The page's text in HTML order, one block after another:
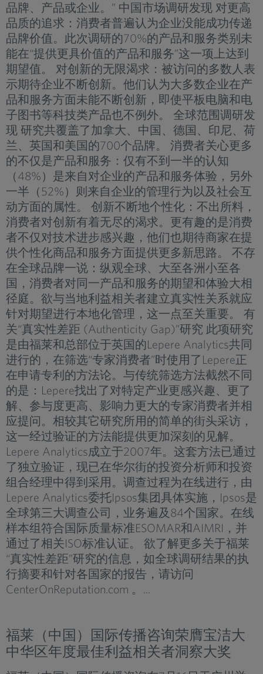
品牌、产品或企业。” 中国市场调研发现 对更高
品质的追求：消费者普遍认为企业没能成功传递
品牌价值。此次调研的70%的产品和服务类别未
能在“提供更具价值的产品和服务”这一项上达到
期望值。 对创新的无限渴求：被访问的多数人表
示期待企业不断创新。他们认为大多数企业在产
品和服务方面未能不断创新，即使平板电脑和电
子图书等科技类产品也不例外。 全球范围调研发
现 研究共覆盖了加拿大、中国、德国、印尼、荷
兰、英国和美国的700个品牌。 消费者关心更多
的不仅是产品和服务：仅有不到一半的认知
（48%）是来自对企业的产品和服务体验，另外
一半（52%）则来自企业的管理行为以及社会互
动方面的属性。 创新不断地个性化：不出所料，
消费者对创新有着无尽的渴求。更有趣的是消费
者不仅对技术进步感兴趣，他们也期待商家在提
供个性化商品和服务方面提供更多新思路。 不存
在全球品牌一说：纵观全球、大至各洲小至各
国，消费者对同一产品和服务的期望和体验大相
径庭。欲与当地利益相关者建立真实性关系就应
针对期望进行本地化管理，这一点至关重要。 有
关“真实性差距 (Authenticity Gap)”研究 此项研究
是由福莱和总部位于英国的Lepere Analytics共同
进行的，在筛选“专家消费者”时使用了Lepere正
在申请专利的方法论。与传统筛选方法截然不同
的是：Lepere找出了对特定产业更感兴趣、更了
解、参与度更高、影响力更大的专家消费者并相
应提问。相较其它研究所用的简单的街头采访，
这一经过验证的方法能提供更加深刻的见解。
Lepere Analytics成立于2007年。这套方法已通过
了独立验证，现已在华尔街的投资分析师和投资
组合经理中得到采用。调查过程为在线进行，由
Lepere Analytics委托Ipsos集团具体实施，Ipsos是
全球第三大调查公司，业务遍及84个国家。在线
样本组符合国际质量标准ESOMAR和AIMRI，并
通过了相关ISO标准认证。 欲了解更多关于福莱
“真实性差距”研究的信息，如全球调研结果的执
行摘要和针对各国家的报告，请访问
CenterOnReputation.com 。...
福莱（中国）国际传播咨询荣膺宝洁大
中华区年度最佳利益相关者洞察大奖